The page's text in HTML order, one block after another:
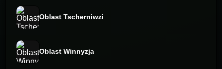
Oblast Tscherniwzi
Oblast Winnyzja